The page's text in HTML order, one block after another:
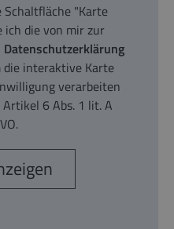
Schaltfläche "Karte
ich die von mir zur
Datenschutzerklärung
die interaktive Karte
verarbeiten
6 Abs. 1 lit. A